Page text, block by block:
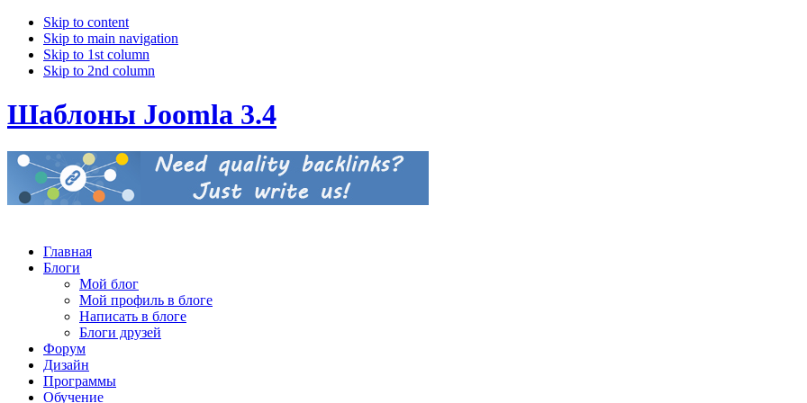
Skip to content
Skip to main navigation
Skip to 1st column
Skip to 2nd column
Шаблоны Joomla 3.4
Главная
Блоги
Мой блог
Мой профиль в блоге
Написать в блоге
Блоги друзей
Форум
Дизайн
Программы
Обучение